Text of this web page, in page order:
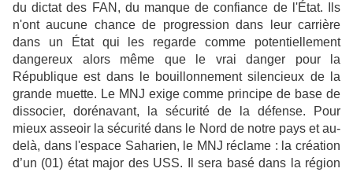
du dictat des FAN, du manque de confiance de l'État. Ils
n'ont aucune chance de progression dans leur carrière
dans un État qui les regarde comme potentiellement
dangereux alors même que le vrai danger pour la
République est dans le bouillonnement silencieux de la
grande muette. Le MNJ exige comme principe de base de
dissocier, dorénavant, la sécurité de la défense. Pour
mieux asseoir la sécurité dans le Nord de notre pays et au-
delà, dans l'espace Saharien, le MNJ réclame : la création
d’un (01) état major des USS. Il sera basé dans la région